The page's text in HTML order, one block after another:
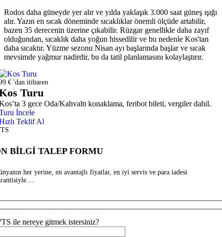
Rodos daha güneyde yer alır ve yılda yaklaşık 3.000 saat güneş ışığı
alır. Yazın en sıcak döneminde sıcaklıklar önemli ölçüde artabilir,
bazen 35 derecenin üzerine çıkabilir. Rüzgar genellikle daha zayıf
olduğundan, sıcaklık daha yoğun hissedilir ve bu nedenle Kos'tan
daha sıcaktır. Yüzme sezonu Nisan ayı başlarında başlar ve sıcak
mevsimde yağmur nadirdir, bu da tatil planlamasını kolaylaştırır.
€ 'dan itibaren
Turu
3 gece Oda/Kahvaltı konaklama, feribot bileti, vergiler dahil.
İncele
Teklif Al
BİLGİ TALEP FORMU
her yerine, en avantajlı fiyatlar, en iyi servis ve para iadesi
ile nereye gitmek istersiniz?